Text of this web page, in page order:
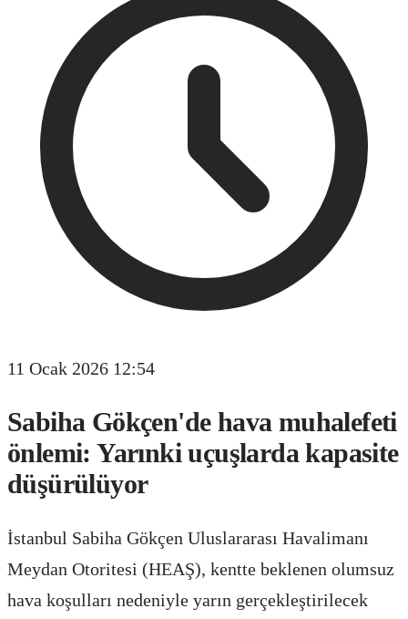
11 Ocak 2026 12:54
Sabiha Gökçen'de hava muhalefeti
önlemi: Yarınki uçuşlarda kapasite
düşürülüyor
İstanbul Sabiha Gökçen Uluslararası Havalimanı
Meydan Otoritesi (HEAŞ), kentte beklenen olumsuz
hava koşulları nedeniyle yarın gerçekleştirilecek